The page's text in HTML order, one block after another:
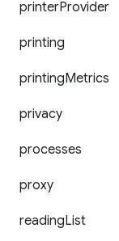
printerProvider
printing
printingMetrics
privacy
processes
proxy
readingList